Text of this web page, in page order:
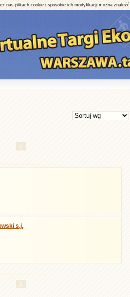
nas plikach cookie i sposobie ich modyfikacji można znaleźć
1
s.j.
1